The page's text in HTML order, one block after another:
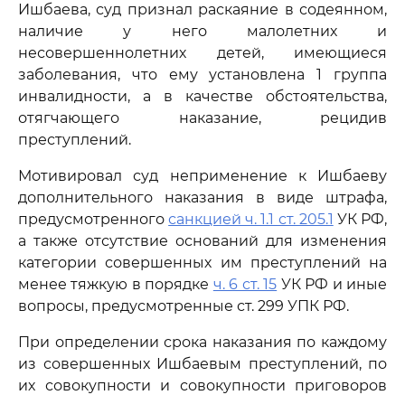
Ишбаева, суд признал раскаяние в содеянном,
наличие у него малолетних и
несовершеннолетних детей, имеющиеся
заболевания, что ему установлена 1 группа
инвалидности, а в качестве обстоятельства,
отягчающего наказание, рецидив
преступлений.
Мотивировал суд неприменение к Ишбаеву
дополнительного наказания в виде штрафа,
предусмотренногосанкцией ч. 1.1 ст. 205.1 УК РФ,
а также отсутствие оснований для изменения
категории совершенных им преступлений на
менее тяжкую в порядке ч. 6 ст. 15 УК РФ и иные
вопросы, предусмотренные ст. 299 УПК РФ.
При определении срока наказания по каждому
из совершенных Ишбаевым преступлений, по
их совокупности и совокупности приговоров